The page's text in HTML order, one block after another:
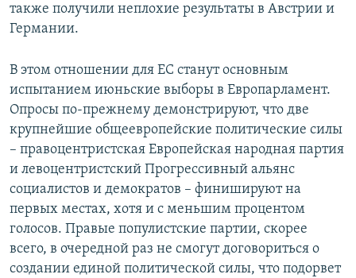
также получили неплохие результаты в Австрии и
Германии.
В этом отношении для ЕС станут основным
испытанием июньские выборы в Европарламент.
Опросы по-прежнему демонстрируют, что две
крупнейшие общеевропейские политические силы
– правоцентристская Европейская народная партия
и левоцентристский Прогрессивный альянс
социалистов и демократов – финишируют на
первых местах, хотя и с меньшим процентом
голосов. Правые популистские партии, скорее
всего, в очередной раз не смогут договориться о
создании единой политической силы, что подорвет